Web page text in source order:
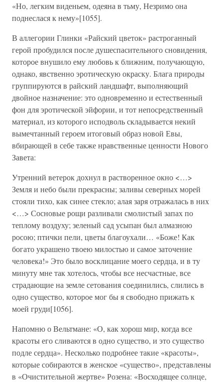
«Но, легким виденьем, одеяна в тьму, Незримо она
поднеслася к нему»[1055].
В аллегории Глинки «Райский цветок» растроганный
герой пробудился после душеспасительного сновидения,
которое внушило ему любовь к ближним, получающую,
однако, явственно эротическую окраску. Блага природы
группируются в райский ландшафт, выполняющий
двойное назначение: это одновременно и естественный
фон для эротической эйфории, и тот непосредственный
материал, из которого исподволь складывается некий
вымечтанный героем итоговый образ новой Евы,
вбирающей в себе также нравственные ценности Нового
Завета:
Утренний ветерок дохнул в растворенное окно <…>
Земля и небо были прекрасны; заливы северных морей
стояли тихо, как синее стекло; алая заря отражалась в них
<…> Сосновые рощи разливали смолистый запах по
теплому воздуху; зеленый сад усыпан был алмазною
росою; птички пели, цветы благоухали… «Боже! Как
богато украшено твоею милостью и самое заточение
человека!» Это было восклицание моего сердца, и в ту
минуту мне так хотелось, чтобы все несчастные, все
страдающие на земле сетования соединились, слились в
одно существо, которое мог бы я свободно прижать к
моей груди[1056].
Напомню о Вельтмане: «О, как хорош мир, когда все
красоты его сливаются в одно существо, и это существо
подле сердца». Несколько подробнее такие «красоты»,
которые собираются в женское «существо», представлены
в «Очистительной жертве» Розена: «Восходящее солнце,